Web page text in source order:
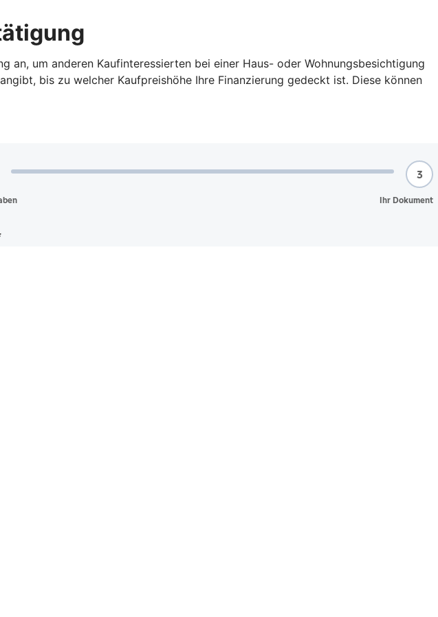
um anderen Kaufinteressierten bei einer Haus- oder Wohnungsbesichtigung
bis zu welcher Kaufpreishöhe Ihre Finanzierung gedeckt ist. Diese können